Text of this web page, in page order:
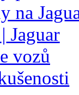
na
Jaguar
vozů